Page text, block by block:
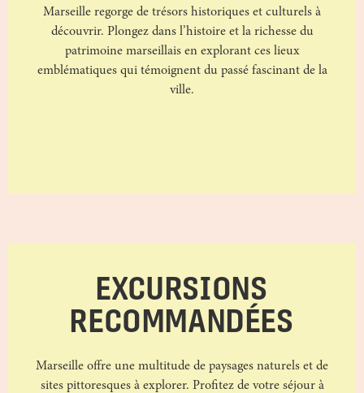
Marseille regorge de trésors historiques et culturels à
découvrir. Plongez dans l’histoire et la richesse du
patrimoine marseillais en explorant ces lieux
emblématiques qui témoignent du passé fascinant de la
ville.
EXCURSIONS
RECOMMANDÉES
Marseille offre une multitude de paysages naturels et de
sites pittoresques à explorer. Profitez de votre séjour à